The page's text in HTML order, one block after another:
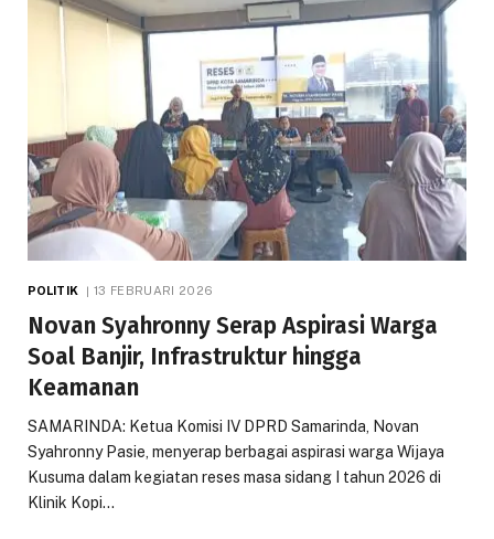
POLITIK 13 FEBRUARI 2026
Novan Syahronny Serap Aspirasi Warga
Soal Banjir, Infrastruktur hingga
Keamanan
SAMARINDA: Ketua Komisi IV DPRD Samarinda, Novan
Syahronny Pasie, menyerap berbagai aspirasi warga Wijaya
Kusuma dalam kegiatan reses masa sidang I tahun 2026 di
Klinik Kopi…